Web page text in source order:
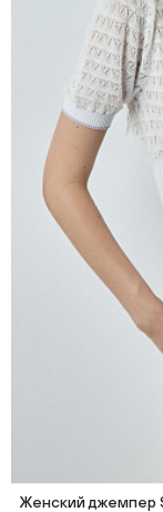
Женский джемпер